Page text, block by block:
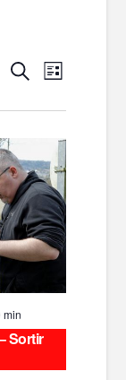
et
de
vues
Recherche
de
vues
Liste
min
Sortir